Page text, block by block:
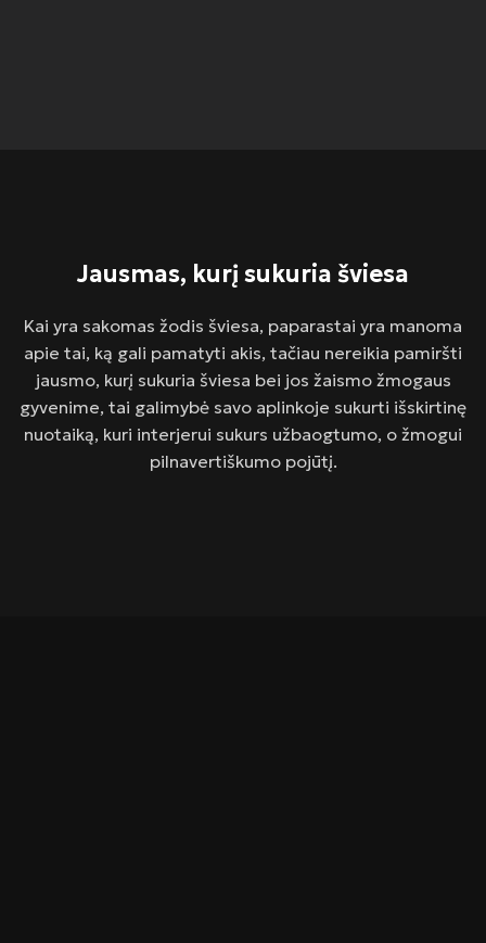
Jausmas, kurį sukuria šviesa
Kai yra sakomas žodis šviesa, paparastai yra manoma
apie tai, ką gali pamatyti akis, tačiau nereikia pamiršti
jausmo, kurį sukuria šviesa bei jos žaismo žmogaus
gyvenime, tai galimybė savo aplinkoje sukurti išskirtinę
nuotaiką, kuri interjerui sukurs užbaogtumo, o žmogui
pilnavertiškumo pojūtį.